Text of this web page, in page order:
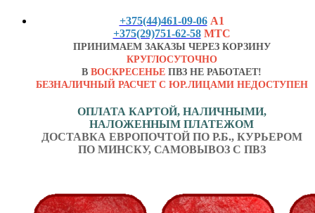
+375(44)461-09-06 А1
+375(29)751-62-58 МТС
ПРИНИМАЕМ ЗАКАЗЫ ЧЕРЕЗ КОРЗИНУ
КРУГЛОСУТОЧНО
В ВОСКРЕСЕНЬЕ ПВЗ НЕ РАБОТАЕТ!
БЕЗНАЛИЧНЫЙ РАСЧЕТ С ЮР.ЛИЦАМИ НЕДОСТУПЕН
ОПЛАТА КАРТОЙ, НАЛИЧНЫМИ,
НАЛОЖЕННЫМ ПЛАТЕЖОМ
ДОСТАВКА ЕВРОПОЧТОЙ ПО Р.Б., КУРЬЕРОМ
ПО МИНСКУ, САМОВЫВОЗ С ПВЗ